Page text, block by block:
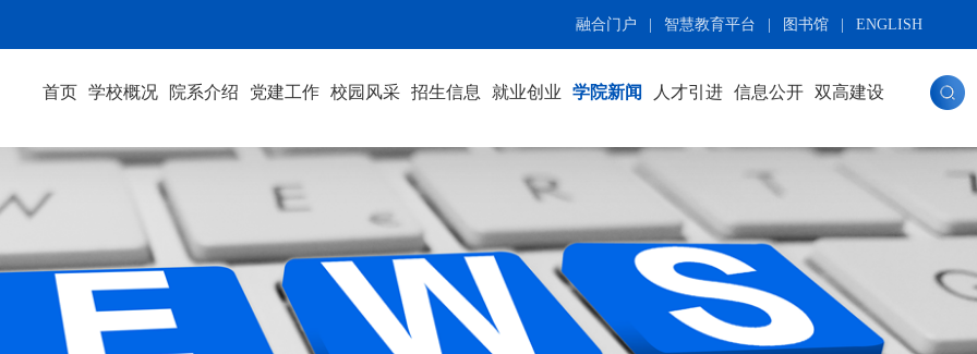
融合门户 智慧教育平台 图书馆 ENGLISH
首页 学校概况 院系介绍 党建工作 校园风采 招生信息 就业创业 学院新闻 人才引进 信息公开 双高建设